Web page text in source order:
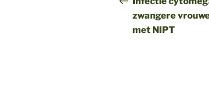
zwangere
met NIPT